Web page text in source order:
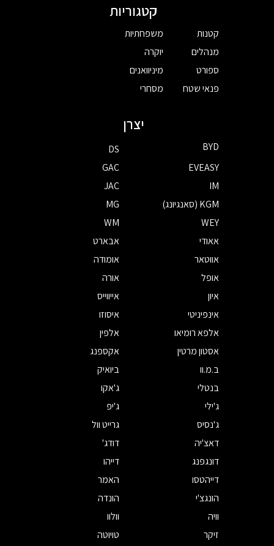
קטגוריות
קטנות
מנהלים
ספורט
פנאי שטח
משפחתיות
יוקרה
מיניוואנים
מסחרי
יצרן
BYD
DS
EVEASY
GAC
IM
JAC
KGM (סאנגיונג)
MG
WEY
WM
אאודי
אבארט
אווטאר
אומודה
אופל
אורה
איון
אייווייס
אינפיניטי
איסוזו
אלפא רומיאו
אלפין
אסטון מרטין
אקספנג
ב.מ.וו
ביואיק
בנטלי
ג'אקו
ג'ילי
ג'יפ
ג'נסיס
גרייט וול
דאצ'יה
דודג'
דונגפנג
דייהו
דייהטסו
האמר
הונגצ'י
הונדה
וויה
וולוו
זיקר
טויוטה